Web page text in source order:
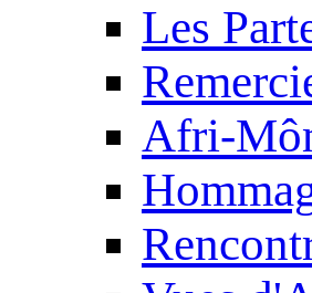
Les
Afri-